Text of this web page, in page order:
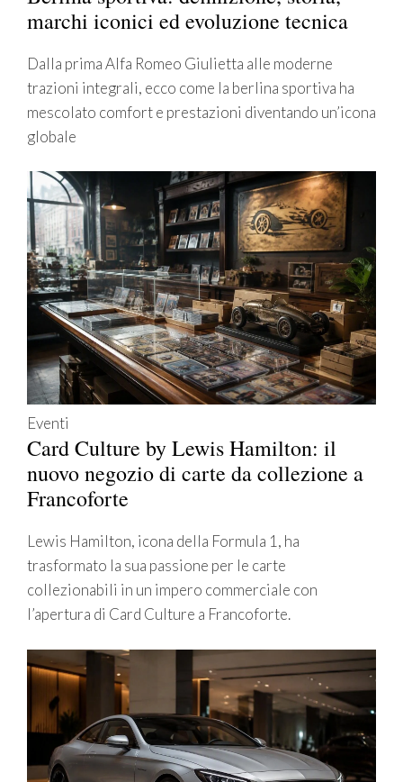
marchi iconici ed evoluzione tecnica
Dalla prima Alfa Romeo Giulietta alle moderne
trazioni integrali, ecco come la berlina sportiva ha
mescolato comfort e prestazioni diventando un’icona
globale
Eventi
Card Culture by Lewis Hamilton: il
nuovo negozio di carte da collezione a
Francoforte
Lewis Hamilton, icona della Formula 1, ha
trasformato la sua passione per le carte
collezionabili in un impero commerciale con
l’apertura di Card Culture a Francoforte.